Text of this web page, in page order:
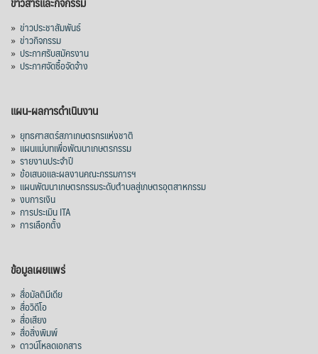
» ข่าวประชาสัมพันธ์
» ข่าวกิจกรรม
» ประกาศรับสมัครงาน
» ประกาศจัดซื้อจัดจ้าง
แผน-ผลการดำเนินงาน
» ยุทธศาสตร์สภาเกษตรกรแห่งชาติ
» แผนแม่บทเพื่อพัฒนาเกษตรกรรม
» รายงานประจำปี
» ข้อเสนอและผลงานคณะกรรมการฯ
» แผนพัฒนาเกษตรกรรมระดับตำบลสู่เกษตรอุตสาหกรรม
» งบการเงิน
» การประเมิน ITA
» การเลือกตั้ง
ข้อมูลเผยแพร่
» สื่อมัลติมีเดีย
» สื่อวิดีโอ
» สื่อเสียง
» สื่อสิ่งพิมพ์
» ดาวน์โหลดเอกสาร